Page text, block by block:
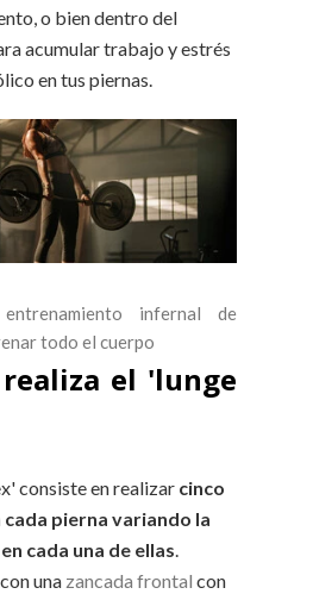
o bien dentro del
acumular trabajo y estrés
en tus piernas.
infernal de
todo el cuerpo
realiza el 'lunge
consiste en realizar cinco
cada pierna variando la
cada una de ellas.
una zancada frontal con